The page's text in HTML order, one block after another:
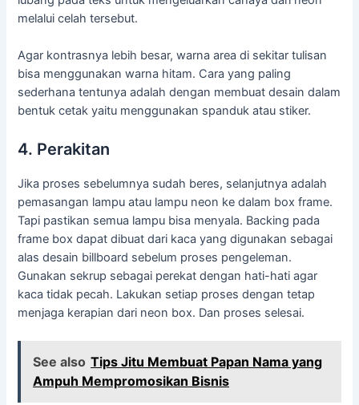
melalui celah tersebut.
Agar kontrasnya lebih besar, warna area di sekitar tulisan
bisa menggunakan warna hitam. Cara yang paling
sederhana tentunya adalah dengan membuat desain dalam
bentuk cetak yaitu menggunakan spanduk atau stiker.
4. Perakitan
Jika proses sebelumnya sudah beres, selanjutnya adalah
pemasangan lampu atau lampu neon ke dalam box frame.
Tapi pastikan semua lampu bisa menyala. Backing pada
frame box dapat dibuat dari kaca yang digunakan sebagai
alas desain billboard sebelum proses pengeleman.
Gunakan sekrup sebagai perekat dengan hati-hati agar
kaca tidak pecah. Lakukan setiap proses dengan tetap
menjaga kerapian dari neon box. Dan proses selesai.
See also Tips Jitu Membuat Papan Nama yang
Ampuh Mempromosikan Bisnis